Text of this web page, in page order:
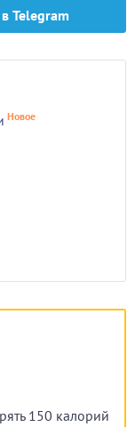
Telegram
Новое
150 калорий